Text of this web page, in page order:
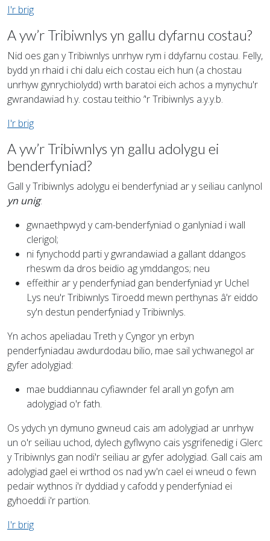
I'r brig
A yw’r Tribiwnlys yn gallu dyfarnu costau?
Nid oes gan y Tribiwnlys unrhyw rym i ddyfarnu costau. Felly,
bydd yn rhaid i chi dalu eich costau eich hun (a chostau
unrhyw gynrychiolydd) wrth baratoi eich achos a mynychu'r
gwrandawiad h.y. costau teithio ’'r Tribiwnlys a.y.y.b.
I'r brig
A yw’r Tribiwnlys yn gallu adolygu ei
benderfyniad?
Gall y Tribiwnlys adolygu ei benderfyniad ar y seiliau canlynol
yn unig:
gwnaethpwyd y cam-benderfyniad o ganlyniad i wall
clerigol;
ni fynychodd parti y gwrandawiad a gallant ddangos
rheswm da dros beidio ag ymddangos; neu
effeithir ar y penderfyniad gan benderfyniad yr Uchel
Lys neu'r Tribiwnlys Tiroedd mewn perthynas â'r eiddo
sy'n destun penderfyniad y Tribiwnlys.
Yn achos apeliadau Treth y Cyngor yn erbyn
penderfyniadau awdurdodau bilio, mae sail ychwanegol ar
gyfer adolygiad:
mae buddiannau cyfiawnder fel arall yn gofyn am
adolygiad o'r fath.
Os ydych yn dymuno gwneud cais am adolygiad ar unrhyw
un o'r seiliau uchod, dylech gyflwyno cais ysgrifenedig i Glerc
y Tribiwnlys gan nodi'r seiliau ar gyfer adolygiad. Gall cais am
adolygiad gael ei wrthod os nad yw'n cael ei wneud o fewn
pedair wythnos i'r dyddiad y cafodd y penderfyniad ei
gyhoeddi i'r partïon.
I'r brig